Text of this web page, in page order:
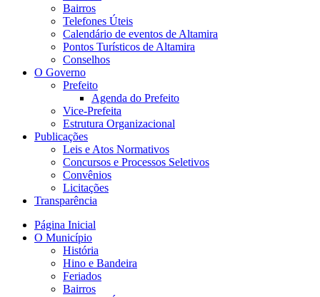
Bairros
Telefones Úteis
Calendário de eventos de Altamira
Pontos Turísticos de Altamira
Conselhos
O Governo
Prefeito
Agenda do Prefeito
Vice-Prefeita
Estrutura Organizacional
Publicações
Leis e Atos Normativos
Concursos e Processos Seletivos
Convênios
Licitações
Transparência
Página Inicial
O Município
História
Hino e Bandeira
Feriados
Bairros